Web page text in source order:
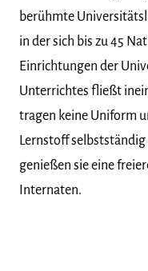
berühmte
in der sich bis zu 45
Einrichtungen der
Unterrichtes fließt
tragen keine Uniform
Lernstoff
genießen sie eine
Internaten.